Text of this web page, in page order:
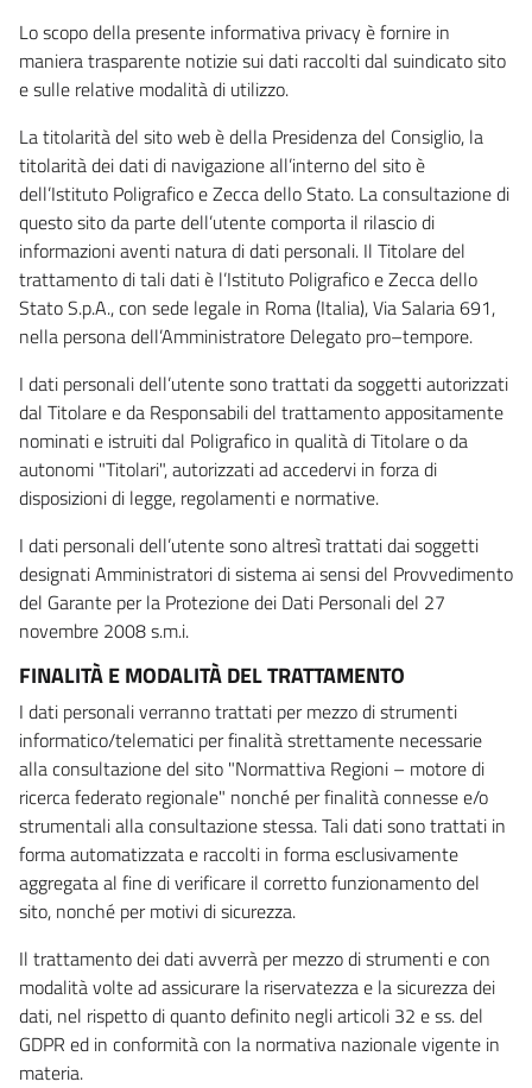
Lo scopo della presente informativa privacy è fornire in
maniera trasparente notizie sui dati raccolti dal suindicato sito
e sulle relative modalità di utilizzo.
La titolarità del sito web è della Presidenza del Consiglio, la
titolarità dei dati di navigazione all’interno del sito è
dell’Istituto Poligrafico e Zecca dello Stato. La consultazione di
questo sito da parte dell’utente comporta il rilascio di
informazioni aventi natura di dati personali. Il Titolare del
trattamento di tali dati è l’Istituto Poligrafico e Zecca dello
Stato S.p.A., con sede legale in Roma (Italia), Via Salaria 691,
nella persona dell’Amministratore Delegato pro–tempore.
I dati personali dell’utente sono trattati da soggetti autorizzati
dal Titolare e da Responsabili del trattamento appositamente
nominati e istruiti dal Poligrafico in qualità di Titolare o da
autonomi "Titolari", autorizzati ad accedervi in forza di
disposizioni di legge, regolamenti e normative.
I dati personali dell’utente sono altresì trattati dai soggetti
designati Amministratori di sistema ai sensi del Provvedimento
del Garante per la Protezione dei Dati Personali del 27
novembre 2008 s.m.i.
FINALITÀ E MODALITÀ DEL TRATTAMENTO
I dati personali verranno trattati per mezzo di strumenti
informatico/telematici per finalità strettamente necessarie
alla consultazione del sito "Normattiva Regioni – motore di
ricerca federato regionale" nonché per finalità connesse e/o
strumentali alla consultazione stessa. Tali dati sono trattati in
forma automatizzata e raccolti in forma esclusivamente
aggregata al fine di verificare il corretto funzionamento del
sito, nonché per motivi di sicurezza.
Il trattamento dei dati avverrà per mezzo di strumenti e con
modalità volte ad assicurare la riservatezza e la sicurezza dei
dati, nel rispetto di quanto definito negli articoli 32 e ss. del
GDPR ed in conformità con la normativa nazionale vigente in
materia.